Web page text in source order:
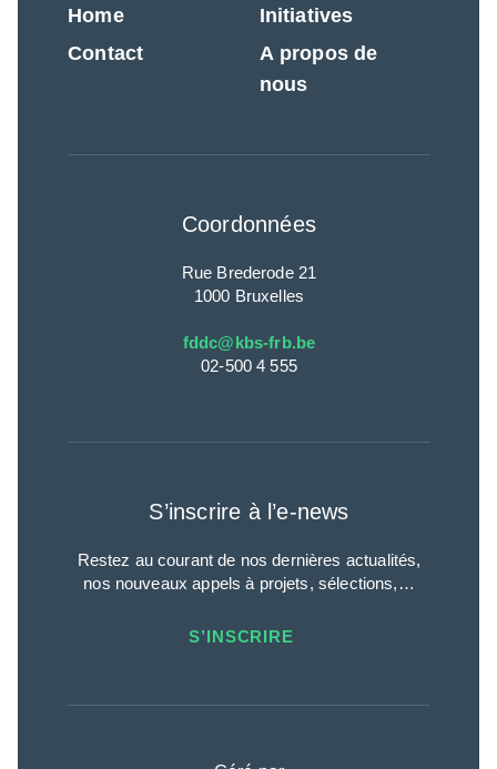
Home
Contact
Initiatives
A propos de
nous
Coordonnées
Rue Brederode 21
1000 Bruxelles
fddc@kbs-frb.be
02-500 4 555
S’inscrire à l’e-news
Restez au courant de nos dernières actualités,
nos nouveaux appels à projets, sélections,…
S’INSCRIRE